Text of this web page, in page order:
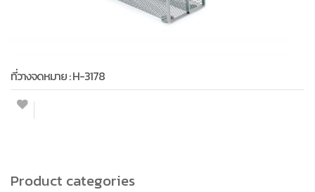
ที่วางจดหมาย : H-3178
Product categories